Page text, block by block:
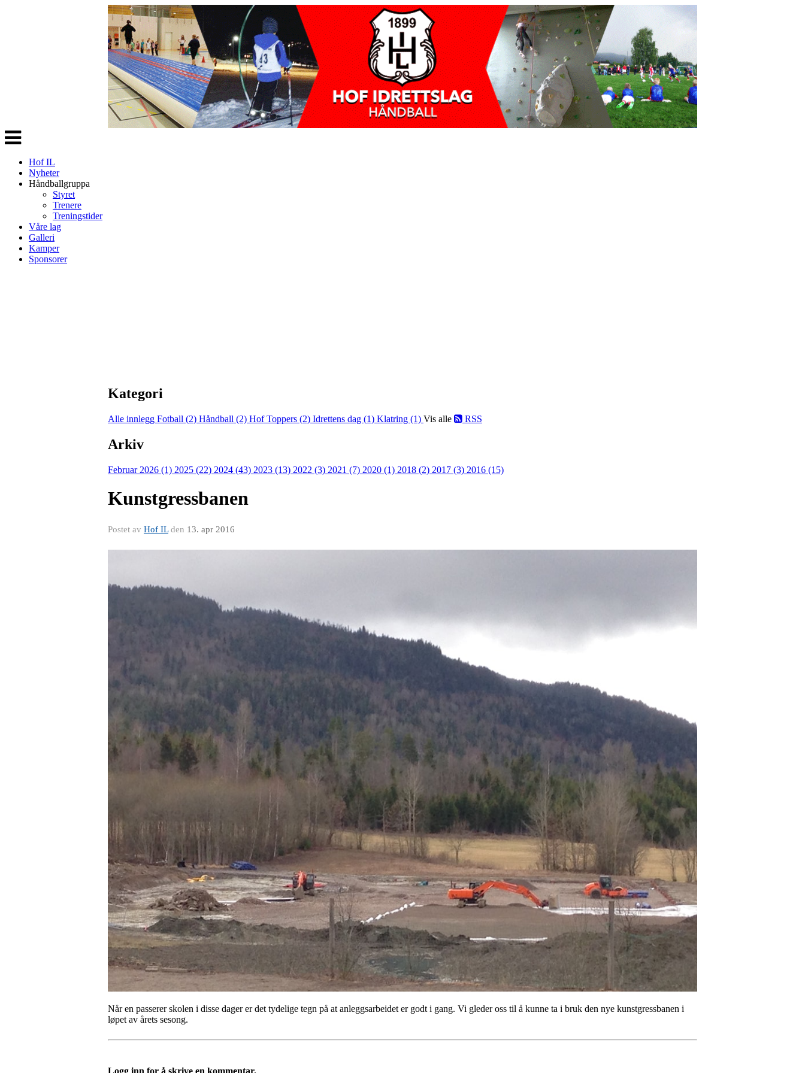
Veksle
navigasjon
Hof IL
Nyheter
Håndballgruppa
Styret
Trenere
Treningstider
Våre lag
Galleri
Kamper
Sponsorer
Kategori
Alle innlegg Fotball (2) Håndball (2) Hof Toppers (2) Idrettens dag (1) Klatring (1) Vis alle RSS
Arkiv
Februar 2026 (1) 2025 (22) 2024 (43) 2023 (13) 2022 (3) 2021 (7) 2020 (1) 2018 (2) 2017 (3) 2016 (15)
Kunstgressbanen
Postet av Hof ILden 13. apr 2016
Når en passerer skolen i disse dager er det tydelige tegn på at anleggsarbeidet er godt i gang. Vi gleder oss til å kunne ta i bruk den nye kunstgressbanen i
løpet av årets sesong.
Logg inn for å skrive en kommentar.